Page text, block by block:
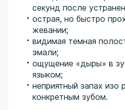
секунд после
острая, но быстро
жевании;
видимая темная
эмали;
ощущение «дыры» в
языком;
неприятный запах изо
конкретным зубом.